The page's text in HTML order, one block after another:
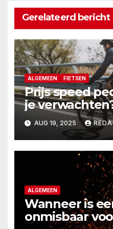
Gerelateerd bericht
ALGEMEEN FIETSEN
Prijs speed
je
AUG 19, 2025
ALGEMEEN
Wanneer is
onmisbaar